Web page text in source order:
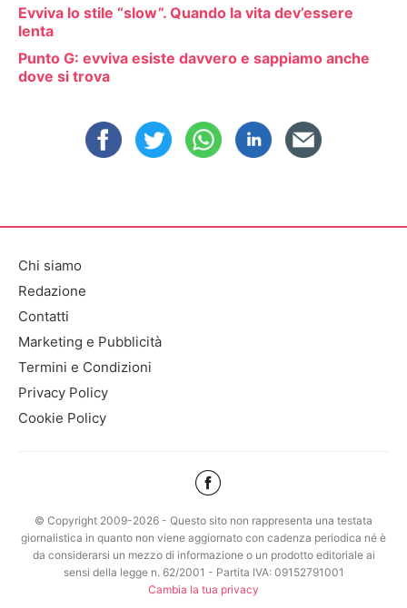
Evviva lo stile “slow”. Quando la vita dev’essere
lenta
Punto G: evviva esiste davvero e sappiamo anche
dove si trova
Chi siamo
Redazione
Contatti
Marketing e Pubblicità
Termini e Condizioni
Privacy Policy
Cookie Policy
© Copyright 2009-2026 - Questo sito non rappresenta una testata
giornalistica in quanto non viene aggiornato con cadenza periodica né è
da considerarsi un mezzo di informazione o un prodotto editoriale ai
sensi della legge n. 62/2001 - Partita IVA: 09152791001
Cambia la tua privacy